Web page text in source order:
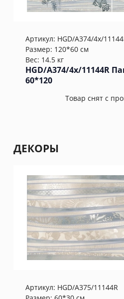
Артикул: HGD/A374/4x/
Размер: 120*60 см
Вес: 14.5 кг
HGD/A374/4x/11144R
60*120
Товар снят с
ДЕКОРЫ
Артикул: HGD/A375/11144R